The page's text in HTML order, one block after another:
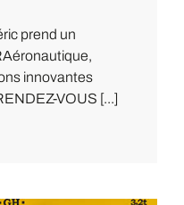
prend un
innovantes
VOUS [...]